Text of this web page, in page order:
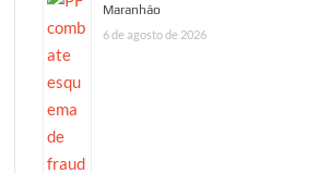
Maranhão
6 de agosto de 2026